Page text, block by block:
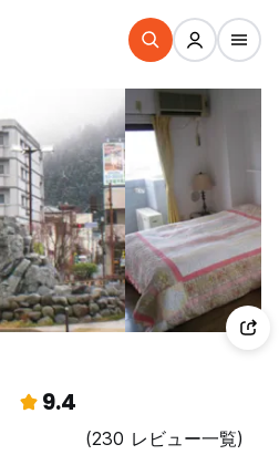
9.4
(230 レビュー一覧)